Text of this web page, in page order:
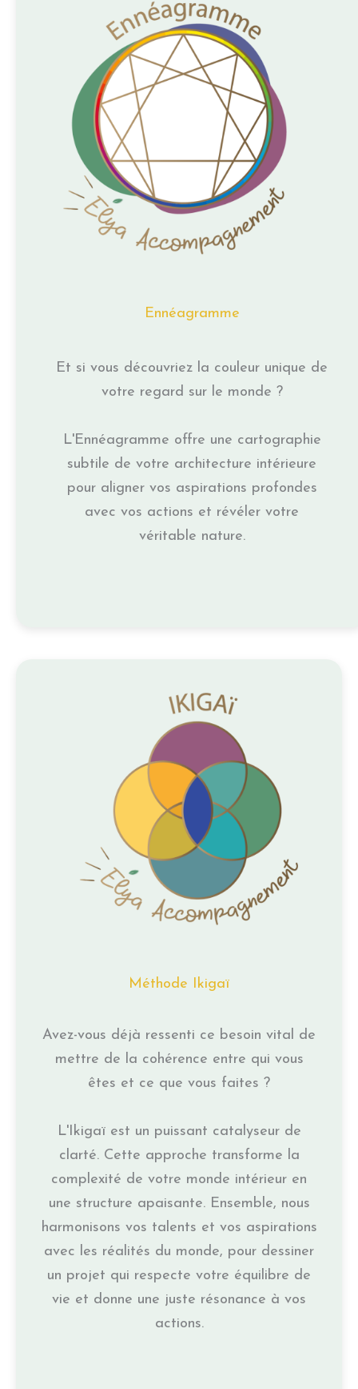
Ennéagramme
Et si vous découvriez la couleur unique de
votre regard sur le monde ?
L'Ennéagramme offre une cartographie
subtile de votre architecture intérieure
pour aligner vos aspirations profondes
avec vos actions et révéler votre
véritable nature.
Méthode Ikigaï
Avez-vous déjà ressenti ce besoin vital de
mettre de la cohérence entre qui vous
êtes et ce que vous faites ?
L'Ikigaï est un puissant catalyseur de
clarté. Cette approche transforme la
complexité de votre monde intérieur en
une structure apaisante. Ensemble, nous
harmonisons vos talents et vos aspirations
avec les réalités du monde, pour dessiner
un projet qui respecte votre équilibre de
vie et donne une juste résonance à vos
actions.